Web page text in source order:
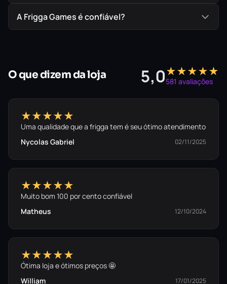
A Frigga Games é confiável?
O que dizem da loja 5,0★★★★★
581 avaliações
★★★★★
Uma qualidade que a frigga tem é seu ótimo atendimento
Nycolas Gabriel
02/11/2025
★★★★★
Muito bom 100 por cento confiável
Matheus
12/10/2024
★★★★★
Ótima loja e ótimos preços 🤩
William
17/01/2025